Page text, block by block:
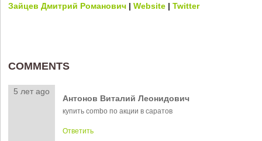
Зайцев Дмитрий Романович |Website |Twitter
COMMENTS
5 лет ago
Антонов Виталий Леонидович
купить combo по акции в саратов
Ответить